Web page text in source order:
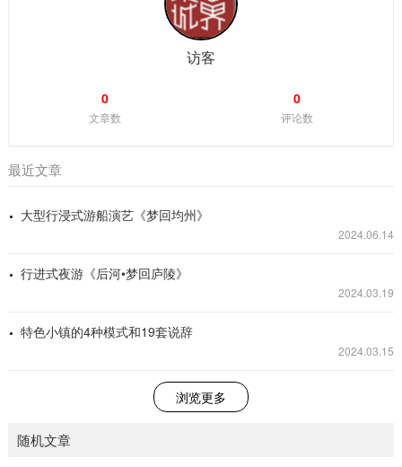
事拈花一笑，同时也缘于它所在的地块形似五叶莲花的神奇山
水。小镇整体建筑风格以唐风宋韵为主，融入了中国江南小镇
特有的水系，打造出了一种独...
访客
0
文章数
0
评论数
最近文章
大型行浸式游船演艺《梦回均州》
2024.06.14
行进式夜游《后河•梦回庐陵》
2024.03.19
特色小镇的4种模式和19套说辞
2024.03.15
浏览更多
随机文章